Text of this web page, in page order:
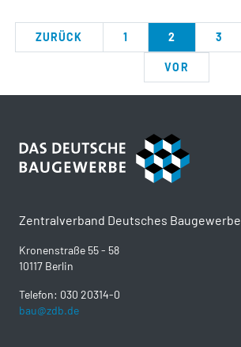
ZURÜCK 1 2 3
VOR
Zentralverband Deutsches Baugewerbe
Kronenstraße 55 - 58
10117 Berlin
Telefon: 030 20314-0
bau@zdb.de